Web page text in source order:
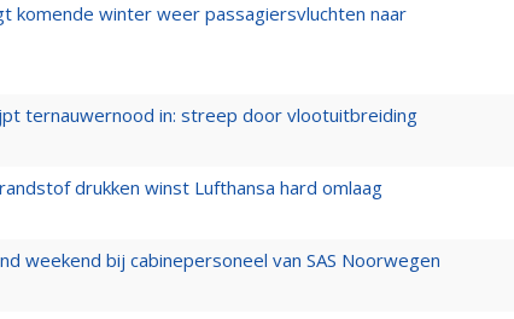
komende winter weer passagiersvluchten naar
ternauwernood in: streep door vlootuitbreiding
drukken winst Lufthansa hard omlaag
weekend bij cabinepersoneel van SAS Noorwegen